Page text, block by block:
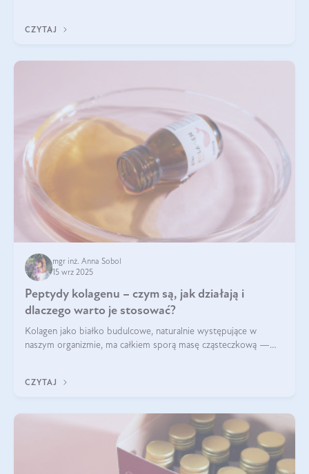
CZYTAJ
mgr inż. Anna Sobol
15 wrz 2025
Peptydy kolagenu – czym są, jak działają i
dlaczego warto je stosować?
Kolagen jako białko budulcowe, naturalnie występujące w
naszym organizmie, ma całkiem sporą masę cząsteczkową —
bardziej biodostępny
CZYTAJ